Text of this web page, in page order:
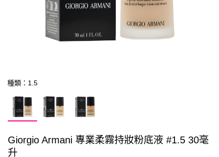
種類：1.5
Giorgio Armani 專業柔霧持妝粉底液 #1.5 30毫
升